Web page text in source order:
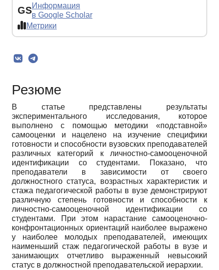
GSИнформация
в Google Scholar
Метрики
Резюме
В статье представлены результаты
экспериментального исследования, которое
выполнено с помощью методики «подставной»
самооценки и нацелено на изучение специфики
готовности и способности вузовских преподавателей
различных категорий к личностно-самооценочной
идентификации со студентами. Показано, что
преподаватели в зависимости от своего
должностного статуса, возрастных характеристик и
стажа педагогической работы в вузе демонстрируют
различную степень готовности и способности к
личностно-самооценочной идентификации со
студентами. При этом нарастание самооценочно-
конфронтационных ориентаций наиболее выражено
у наиболее молодых преподавателей, имеющих
наименьший стаж педагогической работы в вузе и
занимающих отчетливо выраженный невысокий
статус в должностной преподавательской иерархии.